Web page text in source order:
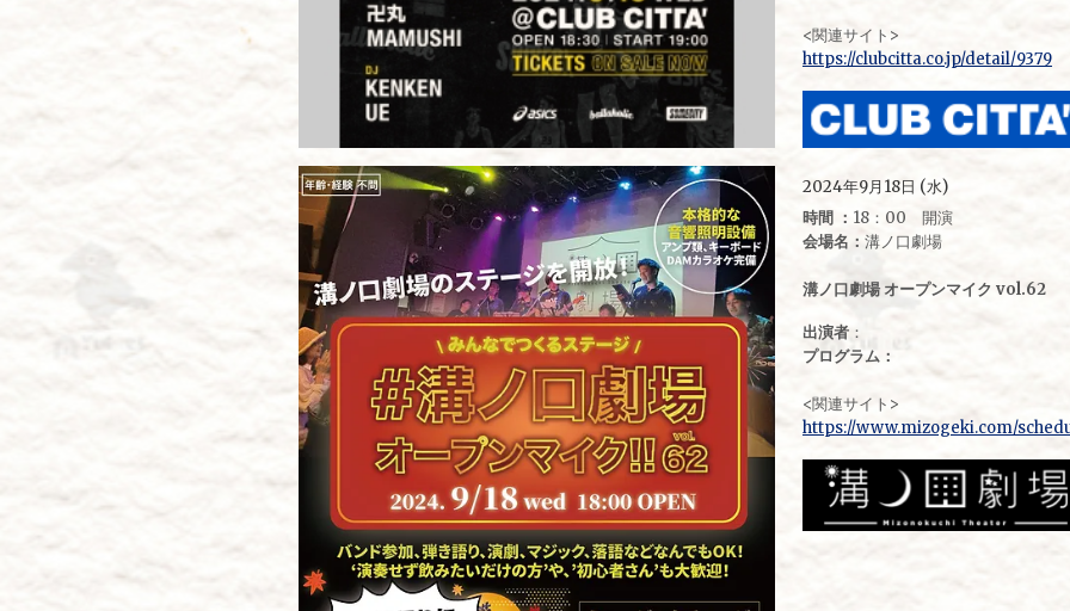
<関連サイト>
https://clubcitta.co.jp/detail/9379
2024年9月18日 (水)
時間 ： 18：00 開演
会場名： 溝ノ口劇場
溝ノ口劇場 オープンマイク vol.62
出演者：
プログラム：
<関連サイト>
https://www.mizogeki.com/